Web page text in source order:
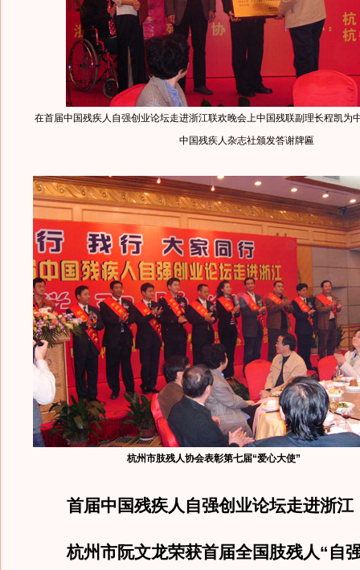
在首届中国残疾人自强创业论坛走进浙江联欢晚会上中国残联副理长程凯为
中国残疾人杂志社颁发答谢牌匾
杭州市肢残人协会表彰第七届“爱心大使”
首届中国残疾人自强创业论坛走进浙江
杭州市阮文龙荣获首届全国肢残人“自